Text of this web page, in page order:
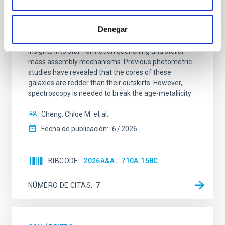
Denegar
SUSPENSE
Spatially resolved stellar populations of massive
insights into star-formation quenching and stellar
mass assembly mechanisms. Previous photometric
studies have revealed that the cores of these
galaxies are redder than their outskirts. However,
spectroscopy is needed to break the age-metallicity
Cheng, Chloe M. et al.
Fecha de publicación: 6 2026
BIBCODE 2026A&A...710A.158C
NÚMERO DE CITAS 7